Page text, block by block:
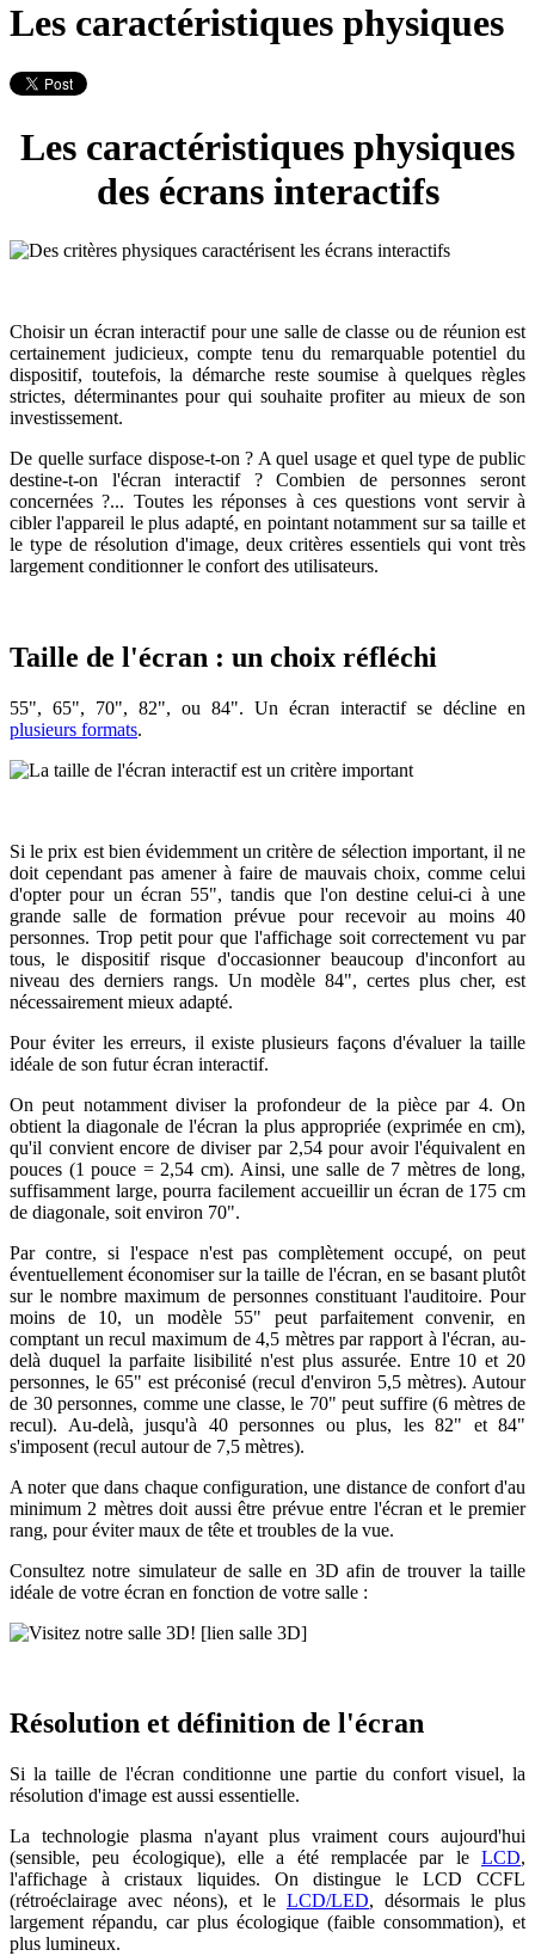
Les caractéristiques physiques
Les caractéristiques physiques
des écrans interactifs
Choisir un écran interactif pour une salle de classe ou de réunion est
certainement judicieux, compte tenu du remarquable potentiel du
dispositif, toutefois, la démarche reste soumise à quelques règles
strictes, déterminantes pour qui souhaite profiter au mieux de son
investissement.
De quelle surface dispose-t-on ? A quel usage et quel type de public
destine-t-on l'écran interactif ? Combien de personnes seront
concernées ?... Toutes les réponses à ces questions vont servir à
cibler l'appareil le plus adapté, en pointant notamment sur sa taille et
le type de résolution d'image, deux critères essentiels qui vont très
largement conditionner le confort des utilisateurs.
Taille de l'écran : un choix réfléchi
55", 65", 70", 82", ou 84". Un écran interactif se décline en
plusieurs formats.
Si le prix est bien évidemment un critère de sélection important, il ne
doit cependant pas amener à faire de mauvais choix, comme celui
d'opter pour un écran 55", tandis que l'on destine celui-ci à une
grande salle de formation prévue pour recevoir au moins 40
personnes. Trop petit pour que l'affichage soit correctement vu par
tous, le dispositif risque d'occasionner beaucoup d'inconfort au
niveau des derniers rangs. Un modèle 84", certes plus cher, est
nécessairement mieux adapté.
Pour éviter les erreurs, il existe plusieurs façons d'évaluer la taille
idéale de son futur écran interactif.
On peut notamment diviser la profondeur de la pièce par 4. On
obtient la diagonale de l'écran la plus appropriée (exprimée en cm),
qu'il convient encore de diviser par 2,54 pour avoir l'équivalent en
pouces (1 pouce = 2,54 cm). Ainsi, une salle de 7 mètres de long,
suffisamment large, pourra facilement accueillir un écran de 175 cm
de diagonale, soit environ 70".
Par contre, si l'espace n'est pas complètement occupé, on peut
éventuellement économiser sur la taille de l'écran, en se basant plutôt
sur le nombre maximum de personnes constituant l'auditoire. Pour
moins de 10, un modèle 55" peut parfaitement convenir, en
comptant un recul maximum de 4,5 mètres par rapport à l'écran, au-
delà duquel la parfaite lisibilité n'est plus assurée. Entre 10 et 20
personnes, le 65" est préconisé (recul d'environ 5,5 mètres). Autour
de 30 personnes, comme une classe, le 70" peut suffire (6 mètres de
recul). Au-delà, jusqu'à 40 personnes ou plus, les 82" et 84"
s'imposent (recul autour de 7,5 mètres).
A noter que dans chaque configuration, une distance de confort d'au
minimum 2 mètres doit aussi être prévue entre l'écran et le premier
rang, pour éviter maux de tête et troubles de la vue.
Consultez notre simulateur de salle en 3D afin de trouver la taille
idéale de votre écran en fonction de votre salle :
[lien salle 3D]
Résolution et définition de l'écran
Si la taille de l'écran conditionne une partie du confort visuel, la
résolution d'image est aussi essentielle.
La technologie plasma n'ayant plus vraiment cours aujourd'hui
(sensible, peu écologique), elle a été remplacée par le LCD,
l'affichage à cristaux liquides. On distingue le LCD CCFL
(rétroéclairage avec néons), et le LCD/LED, désormais le plus
largement répandu, car plus écologique (faible consommation), et
plus lumineux.